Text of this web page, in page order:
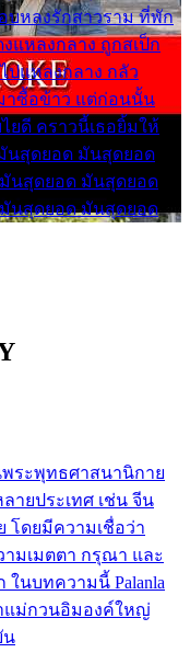
บหลงรักสาวราม ที่พัก
แหลงกลาง ถูกสเป็ก
ปแหลงกลาง กลัว
าซื้อข้าว แต่ก่อนนั้น
ไยดี คราวนี้เธอยิ้มให้
นสุดยอด มันสุดยอด
นสุดยอด มันสุดยอด
นสุดยอด มันสุดยอด
ระพุทธศาสนานิกาย
ายประเทศ เช่น จีน
โดยมีความเชื่อว่า
มเมตตา กรุณา และ
นบทความนี้ Palanla
แม่กวนอิมองค์ใหญ่
น